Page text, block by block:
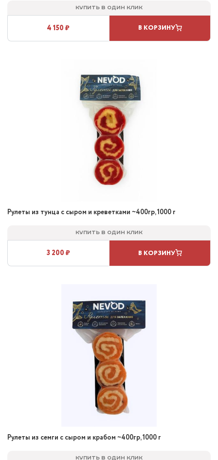
Купить в один клик
4 150 ₽ В КОРЗИНУ
Рулеты из тунца с сыром и креветками ~400гр, 1000 г
Купить в один клик
3 200 ₽ В КОРЗИНУ
Рулеты из семги с сыром и крабом ~400гр, 1000 г
Купить в один клик